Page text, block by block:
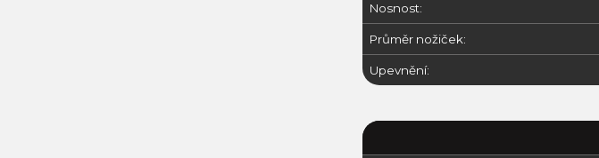
Nosnost:
Průměr nožiček:
Upevnění: